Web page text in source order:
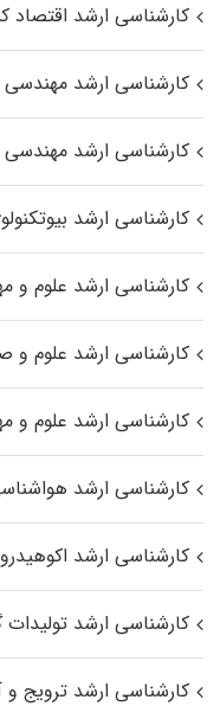
کارشناسی ارشد اقتصاد
کارشناسی ارشد مهندسی
کارشناسی ارشد
کارشناسی ارشد
کارشناسی ارشد علوم و
کارشناسی ارشد علوم و
کارشناسی ارشد علوم
کارشناسی ارشد
کارشناسی ارشد
کارشناسی ارشد
کارشناسی ارشد ترویج